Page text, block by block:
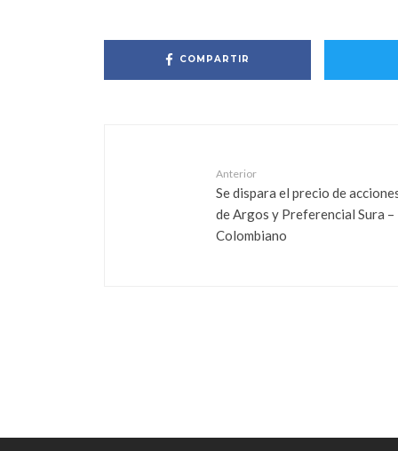
COMPARTIR
Anterior
Se dispara el precio de
de Argos y Preferencial Sura –
Colombiano